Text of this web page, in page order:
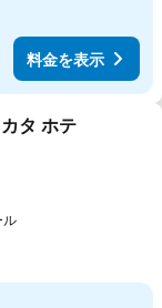
料金を表示
追加
タ ホテ
ル